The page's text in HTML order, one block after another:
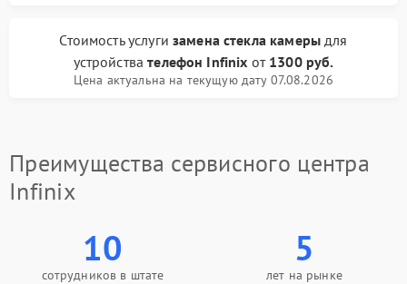
Стоимость услуги замена стекла камерыдля
устройствателефон Infinix от 1300 руб.
Цена актуальна на текущую дату 07.08.2026
Преимущества сервисного центра
Infinix
10
сотрудников в штате
5
лет на рынке